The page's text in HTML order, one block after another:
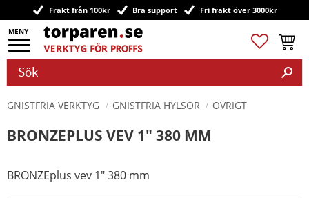
Meny
Frakt från 100kr Bra support Fri frakt över 3000kr
Favoriter
GNISTFRIA VERKTYG GNISTFRIA HYLSOR ÖVRIGT
BRONZEPLUS VEV 1" 380 MM
BRONZEplus vev 1" 380 mm